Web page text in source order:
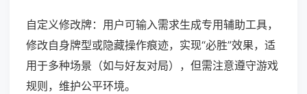
自定义修改牌：用户可输入需求生成专用辅助工具，
修改自身牌型或隐藏操作痕迹，实现“必胜”效果，适
用于多种场景（如与好友对局），但需注意遵守游戏
规则，维护公平环境。